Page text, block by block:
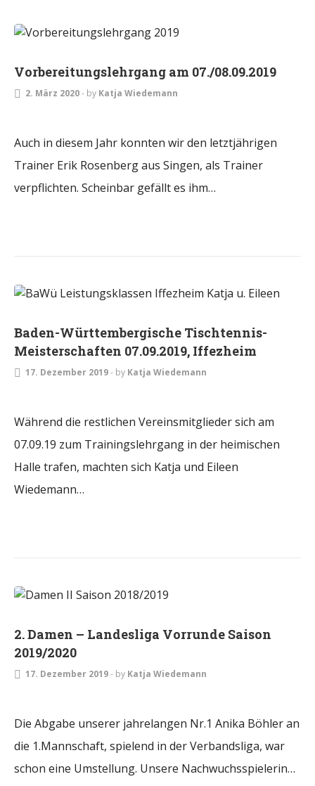
Vorbereitungslehrgang am 07./08.09.2019
2. März 2020- by Katja Wiedemann
Auch in diesem Jahr konnten wir den letztjährigen
Trainer Erik Rosenberg aus Singen, als Trainer
verpflichten. Scheinbar gefällt es ihm…
Baden-Württembergische Tischtennis-
Meisterschaften 07.09.2019, Iffezheim
17. Dezember 2019- by Katja Wiedemann
Während die restlichen Vereinsmitglieder sich am
07.09.19 zum Trainingslehrgang in der heimischen
Halle trafen, machten sich Katja und Eileen
Wiedemann…
2. Damen – Landesliga Vorrunde Saison
2019/2020
17. Dezember 2019- by Katja Wiedemann
Die Abgabe unserer jahrelangen Nr.1 Anika Böhler an
die 1.Mannschaft, spielend in der Verbandsliga, war
schon eine Umstellung. Unsere Nachwuchsspielerin…